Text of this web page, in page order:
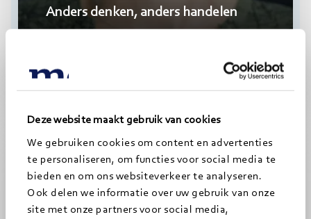
Deze website maakt gebruik van cookies
We gebruiken cookies om content en advertenties
te personaliseren, om functies voor social media te
bieden en om ons websiteverkeer te analyseren.
Ook delen we informatie over uw gebruik van onze
site met onze partners voor social media,
Anders denken, anders handelen
Lees